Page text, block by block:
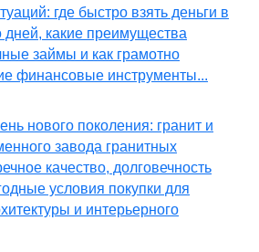
где быстро взять деньги в
дней, какие преимущества
займы и как грамотно
финансовые инструменты...
нового поколения: гранит и
завода гранитных
качество, долговечность
условия покупки для
и интерьерного